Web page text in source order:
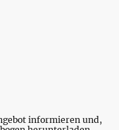
informieren und,